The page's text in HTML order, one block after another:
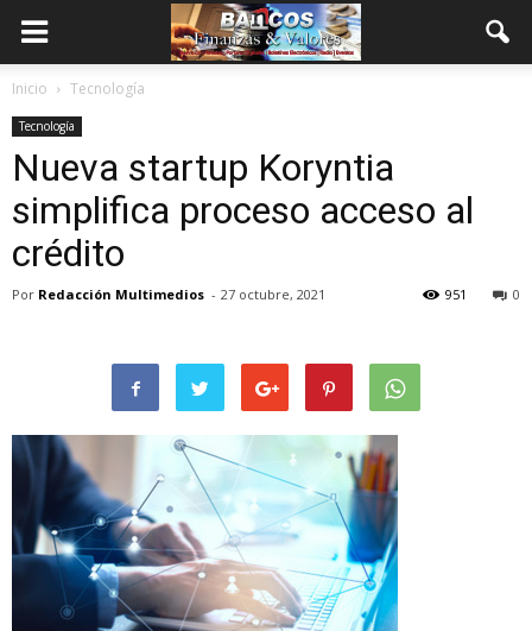
Inicio Tecnología
Tecnología
Nueva startup Koryntia
simplifica proceso acceso al
crédito
Por Redacción Multimedios - 27 octubre, 2021 0
951